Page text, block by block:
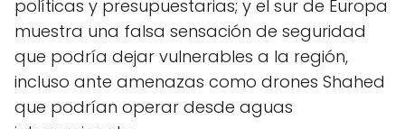
políticas y presupuestarias; y el sur de Europa
muestra una falsa sensación de seguridad
que podría dejar vulnerables a la región,
incluso ante amenazas como drones Shahed
que podrían operar desde aguas